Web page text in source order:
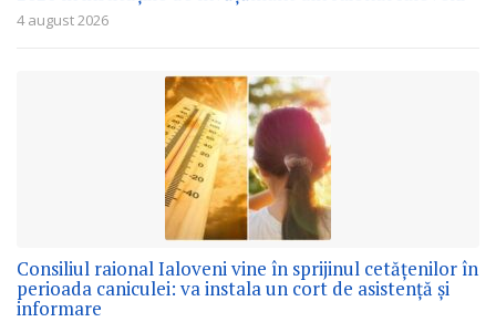
4 august 2026
Consiliul raional Ialoveni vine în sprijinul cetățenilor în
perioada caniculei: va instala un cort de asistență și
informare